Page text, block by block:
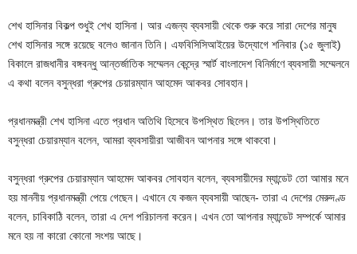
শেখ হাসিনার বিকল্প শুধুই শেখ হাসিনা। আর এজন্য ব্যবসায়ী থেকে শুরু করে সারা দেশের মানুষ
শেখ হাসিনার সঙ্গে রয়েছে বলেও জানান তিনি। এফবিসিসিআইয়ের উদ্যোগে শনিবার (১৫ জুলাই)
বিকালে রাজধানীর বঙ্গবন্ধু আন্তর্জাতিক সম্মেলন কেন্দ্রে স্মার্ট বাংলাদেশ বিনির্মাণে ব্যবসায়ী সম্মেলনে
এ কথা বলেন বসুন্ধরা গ্রুপের চেয়ারম্যান আহমেদ আকবর সোবহান।
প্রধানমন্ত্রী শেখ হাসিনা এতে প্রধান অতিথি হিসেবে উপস্থিত ছিলেন। তার উপস্থিতিতে
বসুন্ধরা চেয়ারম্যান বলেন, আমরা ব্যবসায়ীরা আজীবন আপনার সঙ্গে থাকবো।
বসুন্ধরা গ্রুপের চেয়ারম্যান আহমেদ আকবর সোবহান বলেন, ব্যবসায়ীদের ম্যান্ডেট তো আমার মনে
হয় মাননীয় প্রধানমন্ত্রী পেয়ে গেছেন। এখানে যে কজন ব্যবসায়ী আছেন- তারা এ দেশের মেরুদণ্ড
বলেন, চাবিকাঠি বলেন, তারা এ দেশ পরিচালনা করেন। এখন তো আপনার ম্যান্ডেট সম্পর্কে আমার
মনে হয় না কারো কোনো সংশয় আছে।